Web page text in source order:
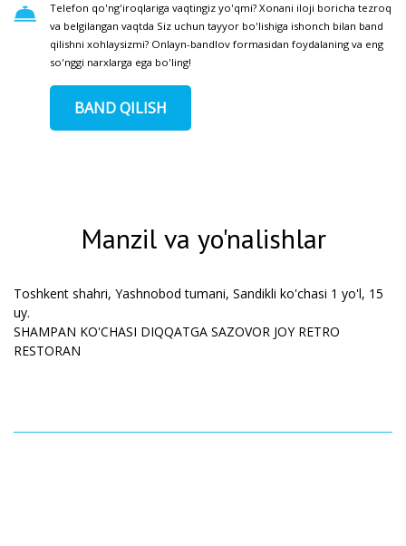
Telefon qo'ng'iroqlariga vaqtingiz yo'qmi? Xonani iloji boricha tezroq
va belgilangan vaqtda Siz uchun tayyor bo'lishiga ishonch bilan band
qilishni xohlaysizmi? Onlayn-bandlov formasidan foydalaning va eng
so'nggi narxlarga ega bo'ling!
BAND QILISH
Manzil va yo'nalishlar
Toshkent shahri, Yashnobod tumani, Sandikli ko'chasi 1 yo'l, 15
uy.
SHAMPAN KO'CHASI DIQQATGA SAZOVOR JOY RETRO
RESTORAN